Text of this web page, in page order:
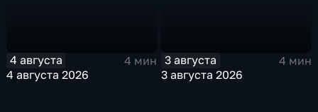
4 августа
4 мин
4 августа 2026
3 августа
4 мин
3 августа 2026